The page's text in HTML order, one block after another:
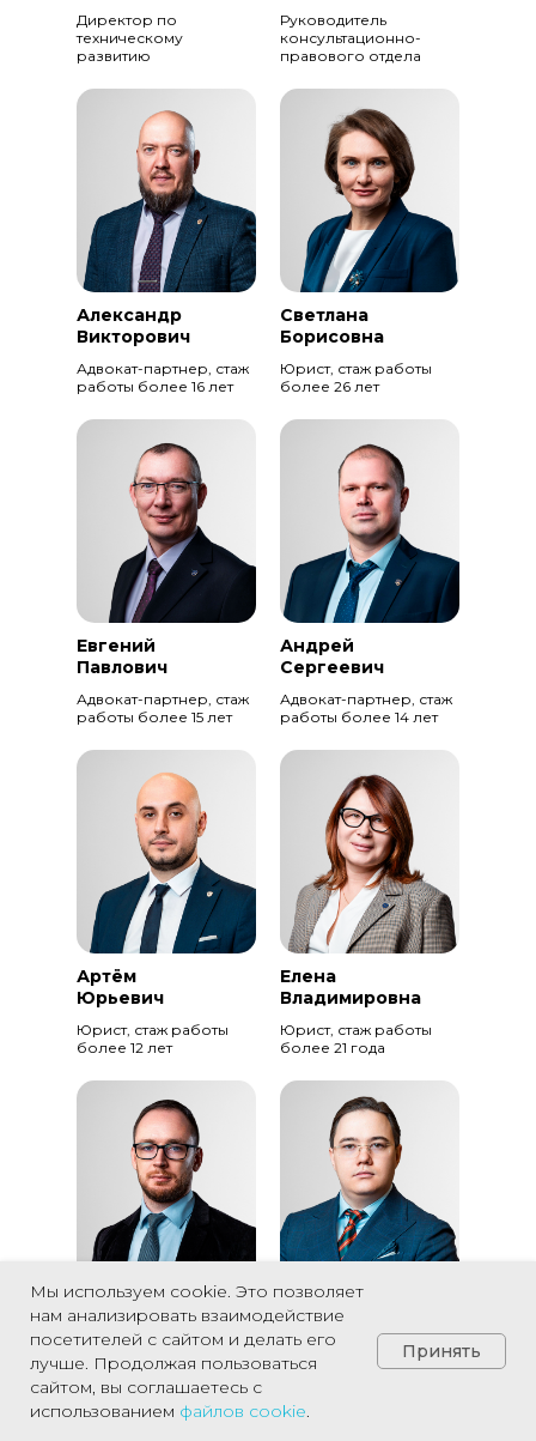
Директор по
техническому
развитию
Руководитель
консультационно-
правового отдела
Александр
Викторович
Адвокат-партнер, стаж
работы более 16 лет
Светлана
Борисовна
Юрист, стаж работы
более 26 лет
Евгений
Павлович
Адвокат-партнер, стаж
работы более 15 лет
Андрей
Сергеевич
Адвокат-партнер, стаж
работы более 14 лет
Артём
Юрьевич
Юрист, стаж работы
более 12 лет
Елена
Владимировна
Юрист, стаж работы
более 21 года
Альберт
Александрович
Юрист, стаж работы
Сергей
Николаевич
Юрист, стаж работы
более 16 лет
Мы используем cookie. Это позволяет
нам анализировать взаимодействие
посетителей с сайтом и делать его
лучше. Продолжая пользоваться
сайтом, вы соглашаетесь с
использованием файлов cookie.
Принять